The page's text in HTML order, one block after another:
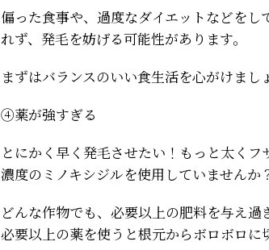
偏った食事や、過度なダイエットなどを
れず、発毛を妨げる可能性があります。
まずはバランスのいい食生活を心がけまし
④薬が強すぎる
とにかく早く発毛させたい！もっと太く
濃度のミノキシジルを使用していませんか
どんな作物でも、必要以上の肥料を与え
必要以上の薬を使うと根元からボロボロに